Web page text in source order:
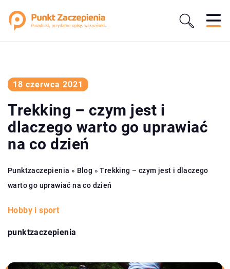
18 czerwca 2021
Trekking – czym jest i
dlaczego warto go uprawiać
na co dzień
Punktzaczepienia » Blog »Trekking – czym jest i dlaczego
warto go uprawiać na co dzień
Hobby i sport
punktzaczepienia